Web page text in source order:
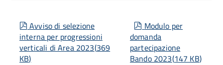
pdf
Avviso di selezione
interna per progressioni
verticali di Area 2023(369
KB)
pdf
Modulo per
domanda
partecipazione
Bando 2023(147 KB)